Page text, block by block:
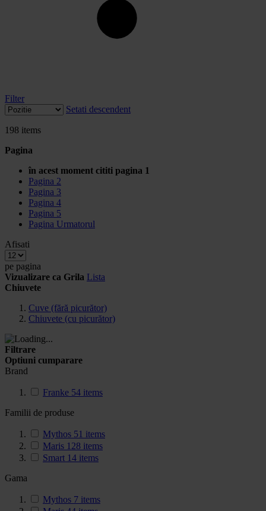
Filter
Setati descendent
198 items
Pagina
în acest moment cititi pagina 1
Pagina 2
Pagina 3
Pagina 4
Pagina 5
Pagina Urmatorul
Afisati
pe pagina
Vizualizare ca Grila Lista
Chiuvete
Cuve (fără picurător)
Chiuvete (cu picurător)
Filtrare
Optiuni cumparare
Brand
Franke 54 items
Familii de produse
Mythos 51 items
Maris 128 items
Smart 14 items
Gama
Mythos 7 items